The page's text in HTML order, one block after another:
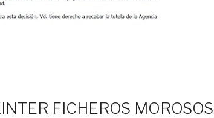
FICHEROS MOROSOS